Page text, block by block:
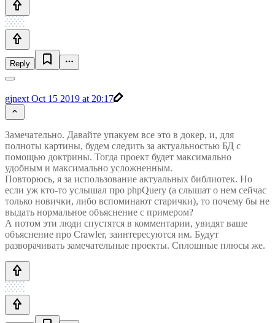
Reply
gjnext Oct 15 2019 at 20:17
Замечательно. Давайте упакуем все это в докер, и, для
полноты картины, будем следить за актуальностью БД с
помощью доктрины. Тогда проект будет максимально
удобным и максимально усложненным.
Повторюсь, я за использование актуальных библиотек. Но
если уж кто-то услышал про phpQuery (а слышат о нем сейчас
только новички, либо вспоминают старички), то почему бы не
выдать нормальное объяснение с примером?
А потом эти люди спустятся в комментарии, увидят ваше
объяснение про Crawler, заинтересуются им. Будут
разворачивать замечательные проекты. Сплошные плюсы же.